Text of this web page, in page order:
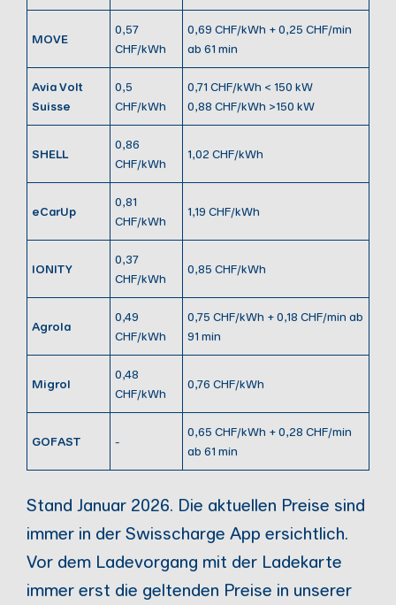
MOVE
0,57
CHF/kWh
0,69 CHF/kWh + 0,25 CHF/min
ab 61 min
Avia Volt
Suisse
0,5
CHF/kWh
0,71 CHF/kWh < 150 kW
0,88 CHF/kWh >150 kW
SHELL
0,86
CHF/kWh
1,02 CHF/kWh
eCarUp
0,81
CHF/kWh
1,19 CHF/kWh
IONITY
0,37
CHF/kWh
0,85 CHF/kWh
Agrola
0,49
CHF/kWh
0,75 CHF/kWh + 0,18 CHF/min ab
91 min
Migrol
0,48
CHF/kWh
0,76 CHF/kWh
GOFAST -
0,65 CHF/kWh + 0,28 CHF/min
ab 61 min
Stand Januar 2026. Die aktuellen Preise sind
immer in der Swisscharge App ersichtlich.
Vor dem Ladevorgang mit der Ladekarte
immer erst die geltenden Preise in unserer